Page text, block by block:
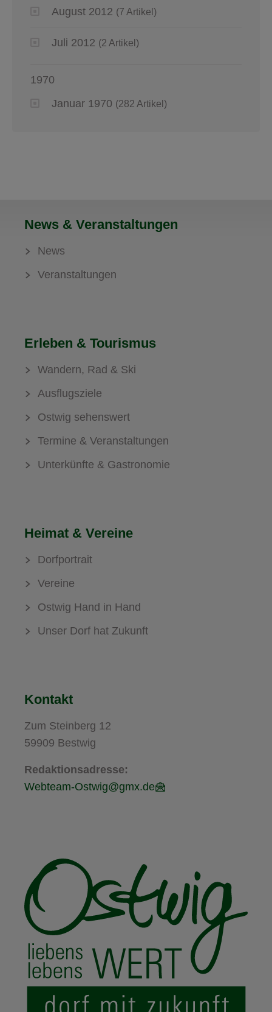
August 2012 (7 Artikel)
Juli 2012 (2 Artikel)
1970
Januar 1970 (282 Artikel)
News & Veranstaltungen
News
Veranstaltungen
Erleben & Tourismus
Wandern, Rad & Ski
Ausflugsziele
Ostwig sehenswert
Termine & Veranstaltungen
Unterkünfte & Gastronomie
Heimat & Vereine
Dorfportrait
Vereine
Ostwig Hand in Hand
Unser Dorf hat Zukunft
Kontakt
Zum Steinberg 12
59909 Bestwig
Redaktionsadresse:
Webteam-Ostwig@gmx.de